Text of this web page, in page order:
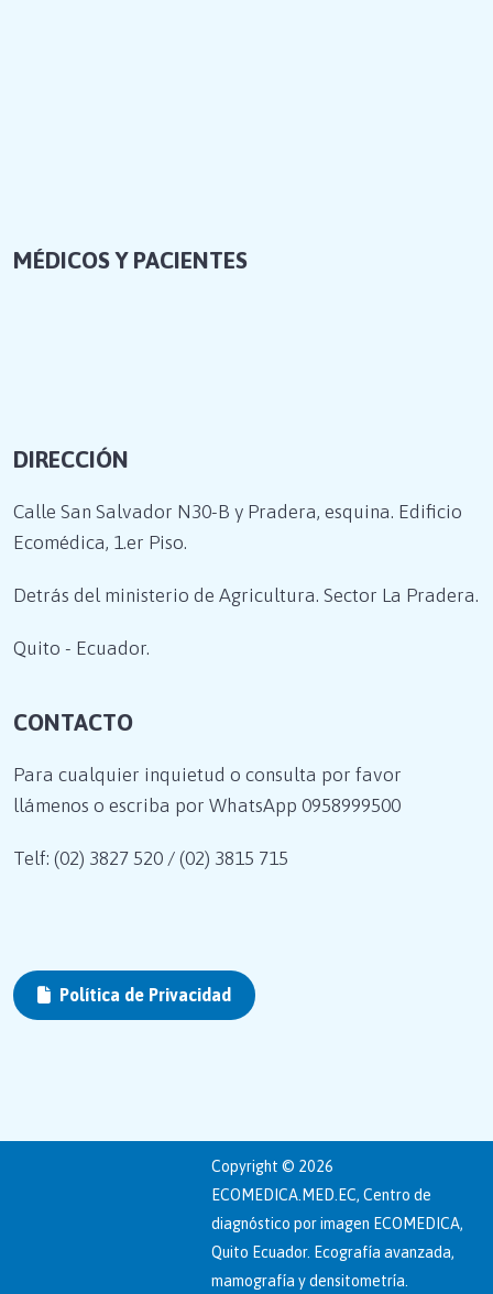
MÉDICOS Y PACIENTES
DIRECCIÓN
Calle San Salvador N30-B y Pradera, esquina. Edificio
Ecomédica, 1.er Piso.
Detrás del ministerio de Agricultura. Sector La Pradera.
Quito - Ecuador.
CONTACTO
Para cualquier inquietud o consulta por favor
llámenos o escriba por WhatsApp 0958999500
Telf: (02) 3827 520 / (02) 3815 715
Política de Privacidad
Copyright © 2026
ECOMEDICA.MED.EC, Centro de
diagnóstico por imagen ECOMEDICA,
Quito Ecuador. Ecografía avanzada,
mamografía y densitometría.